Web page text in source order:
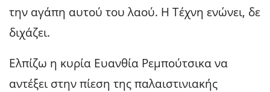
την αγάπη αυτού του λαού. Η Τέχνη ενώνει, δε
διχάζει.
Ελπίζω η κυρία Ευανθία Ρεμπούτσικα να
αντέξει στην πίεση της παλαιστινιακής